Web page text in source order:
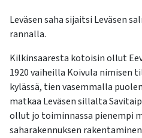
Leväsen saha sijaitsi Leväsen
rannalla.
Kilkinsaaresta kotoisin ollut
1920 vaiheilla Koivula nimisen
kylässä, tien vasemmalla
matkaa Leväsen sillalta
ollut jo toiminnassa pienempi
saharakennuksen